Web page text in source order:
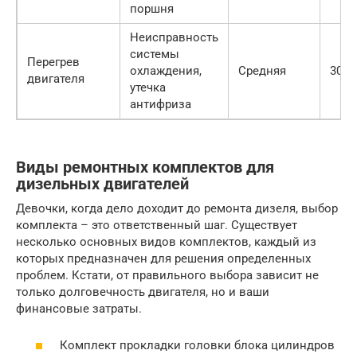
поршня
Перегрев
двигателя
Неисправность
системы
охлаждения,
утечка
антифриза
Средняя
Виды ремонтных комплектов для
дизельных двигателей
Девочки, когда дело доходит до ремонта дизеля, выбор
комплекта – это ответственный шаг. Существует
несколько основных видов комплектов, каждый из
которых предназначен для решения определенных
проблем. Кстати, от правильного выбора зависит не
только долговечность двигателя, но и ваши
финансовые затраты.
Комплект прокладки головки блока цилиндров